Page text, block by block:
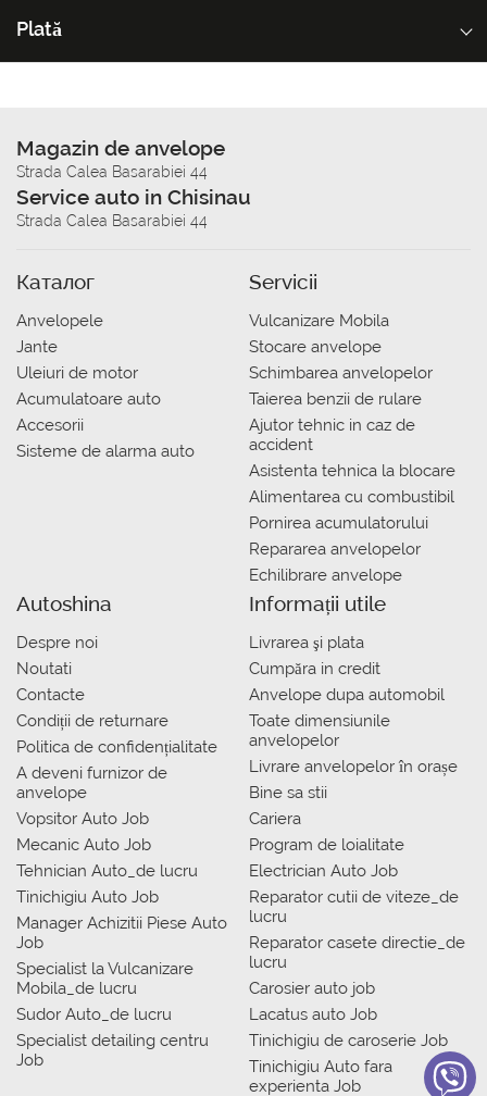
Plată
Magazin de anvelope
Strada Calea Basarabiei 44
Service auto in Chisinau
Strada Calea Basarabiei 44
Каталог
Anvelopele
Jante
Uleiuri de motor
Acumulatoare auto
Accesorii
Sisteme de alarma auto
Servicii
Vulcanizare Mobila
Stocare anvelope
Schimbarea anvelopelor
Taierea benzii de rulare
Ajutor tehnic in caz de
accident
Asistenta tehnica la blocare
Alimentarea cu combustibil
Pornirea acumulatorului
Repararea anvelopelor
Echilibrare anvelope
Autoshina
Despre noi
Noutati
Contacte
Condiții de returnare
Politica de confidențialitate
A deveni furnizor de
anvelope
Vopsitor Auto Job
Mecanic Auto Job
Tehnician Auto_de lucru
Tinichigiu Auto Job
Manager Achizitii Piese Auto
Job
Specialist la Vulcanizare
Mobila_de lucru
Sudor Auto_de lucru
Specialist detailing centru
Job
Informații utile
Livrarea şi plata
Сumpăra in credit
Anvelope dupa automobil
Toate dimensiunile
anvelopelor
Livrare anvelopelor în orașe
Bine sa stii
Cariera
Program de loialitate
Electrician Auto Job
Reparator cutii de viteze_de
lucru
Reparator casete directie_de
lucru
Carosier auto job
Lacatus auto Job
Tinichigiu de caroserie Job
Tinichigiu Auto fara
experienta Job